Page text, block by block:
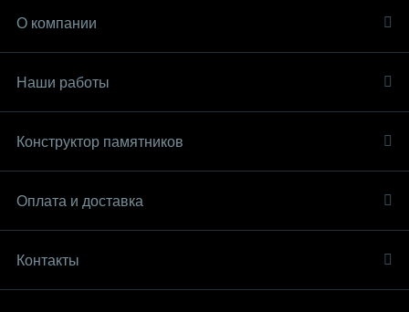
О компании
Наши работы
Конструктор памятников
Оплата и доставка
Контакты